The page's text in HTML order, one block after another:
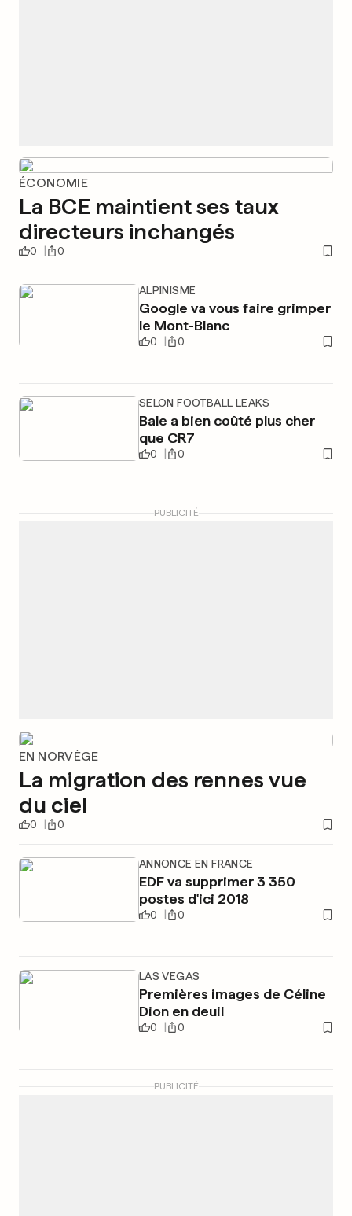
ÉCONOMIE
La BCE maintient ses taux
directeurs inchangés
0 0
ALPINISME
Google va vous faire grimper
le Mont-Blanc
0 0
SELON FOOTBALL LEAKS
Bale a bien coûté plus cher
que CR7
0 0
PUBLICITÉ
EN NORVÈGE
La migration des rennes vue
du ciel
0 0
ANNONCE EN FRANCE
EDF va supprimer 3 350
postes d'ici 2018
0 0
LAS VEGAS
Premières images de Céline
Dion en deuil
0 0
PUBLICITÉ